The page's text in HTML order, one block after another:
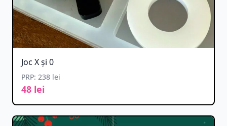
Joc X și 0
PRP: 238 lei
48 lei